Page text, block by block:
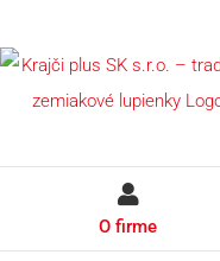
to
O firme